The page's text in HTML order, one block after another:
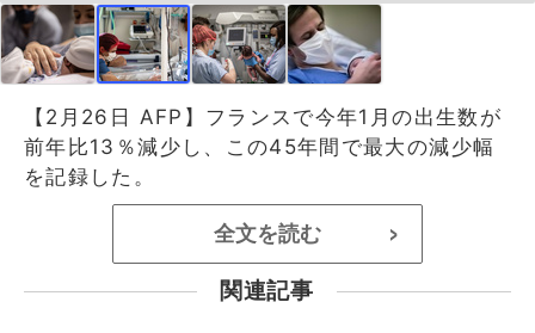
【2月26日 AFP】フランスで今年1月の出生数が
前年比13％減少し、この45年間で最大の減少幅
を記録した。
全文を読む >
関連記事